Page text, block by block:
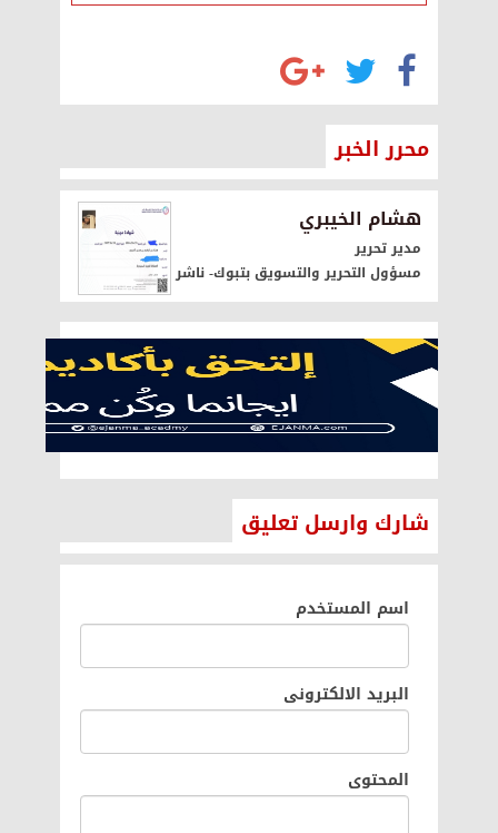
محرر الخبر
هشام الخيبري
مدير تحرير
مسؤول التحرير والتسويق بتبوك- ناشر
شارك وارسل تعليق
اسم المستخدم
البريد الالكترونى
المحتوى